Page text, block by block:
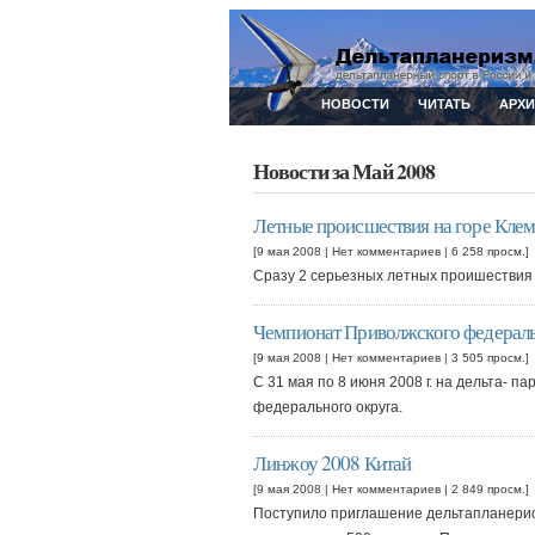
НОВОСТИ ЧИТАТЬ
Новости за Май 2008
Летные происшествия на горе
[9 мая 2008 | Нет комментариев | 6 258 просм.]
Сразу 2 серьезных летных
Чемпионат Приволжского
[9 мая 2008 | Нет комментариев | 3 505 просм.]
С 31 мая по 8 июня 2008 г. на дельта-
федерального округа.
Линжоу 2008 Китай
[9 мая 2008 | Нет комментариев | 2 849 просм.]
Поступило приглашение